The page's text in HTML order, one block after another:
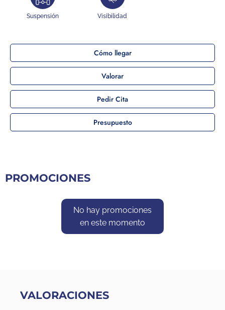
Suspensión Visibilidad
Cómo llegar
Valorar
Pedir Cita
Presupuesto
PROMOCIONES
No hay promociones
en este momento
VALORACIONES